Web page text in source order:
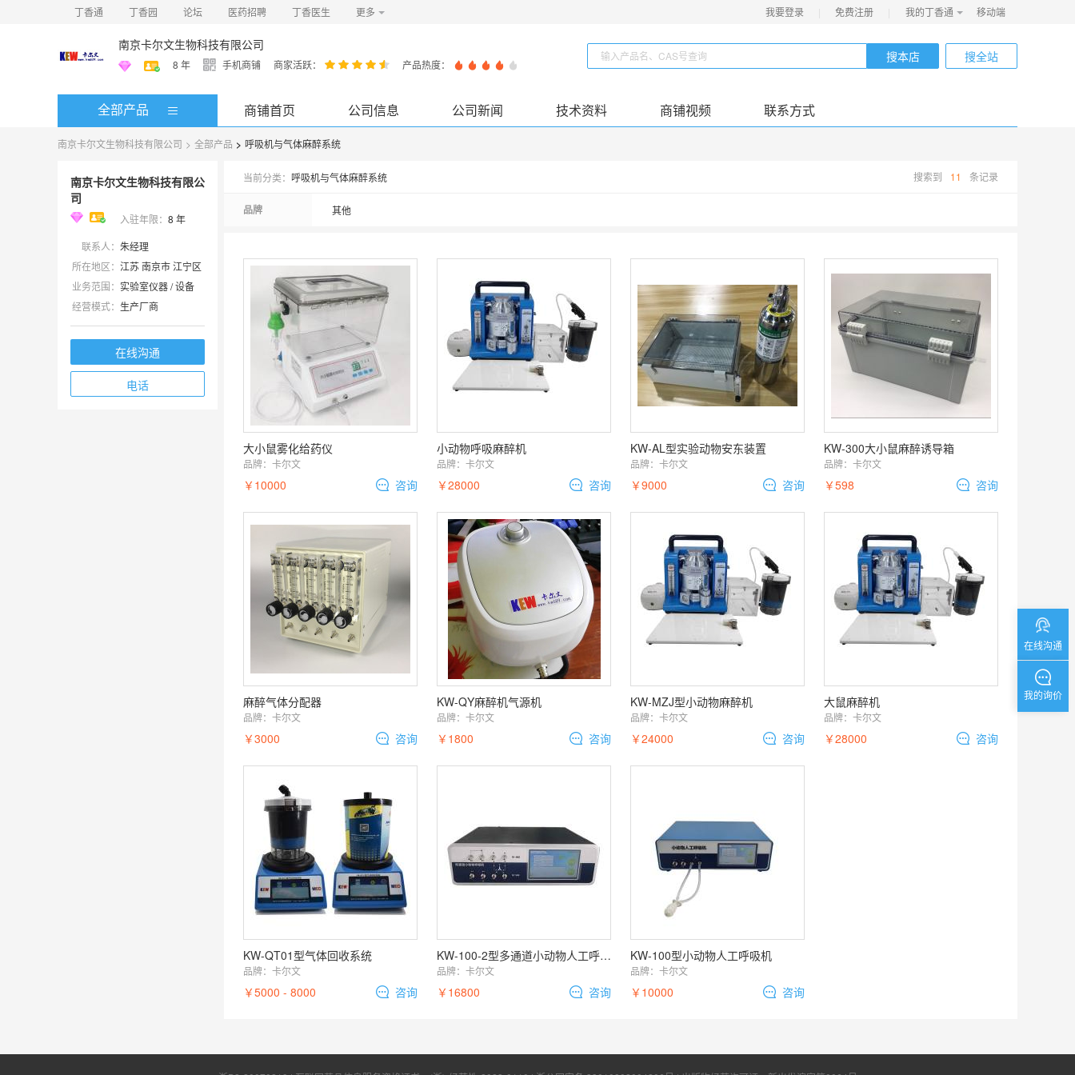
丁香通 丁香园 论坛 医药招聘 丁香医生 更多 我要登录 免费注册 我的丁香通 移动端
南京卡尔文生物科技有限公司
8 年 手机商铺 商家活跃： 产品热度：
搜本店 搜全站
全部产品 商铺首页 公司信息 公司新闻 技术资料 商铺视频 联系方式
南京卡尔文生物科技有限公司 > 全部产品 > 呼吸机与气体麻醉系统
南京卡尔文生物科技有限公
司
入驻年限： 8 年
联系人： 朱经理
所在地区： 江苏 南京市 江宁区
业务范围： 实验室仪器 / 设备
经营模式： 生产厂商
在线沟通
电话
当前分类： 呼吸机与气体麻醉系统 搜索到 11 条记录
品牌 其他
大小鼠雾化给药仪
品牌： 卡尔文
￥10000 咨询
小动物呼吸麻醉机
品牌： 卡尔文
￥28000 咨询
KW-AL型实验动物安东装置
品牌： 卡尔文
￥9000 咨询
KW-300大小鼠麻醉诱导箱
品牌： 卡尔文
￥598 咨询
麻醉气体分配器
品牌： 卡尔文
￥3000 咨询
KW-QY麻醉机气源机
品牌： 卡尔文
￥1800 咨询
KW-MZJ型小动物麻醉机
品牌： 卡尔文
￥24000 咨询
大鼠麻醉机
品牌： 卡尔文
￥28000 咨询
KW-QT01型气体回收系统
品牌： 卡尔文
￥5000 - 8000 咨询
KW-100-2型多通道小动物人工呼吸机
品牌： 卡尔文
￥16800 咨询
KW-100型小动物人工呼吸机
品牌： 卡尔文
￥10000 咨询
在线沟通
我的询价